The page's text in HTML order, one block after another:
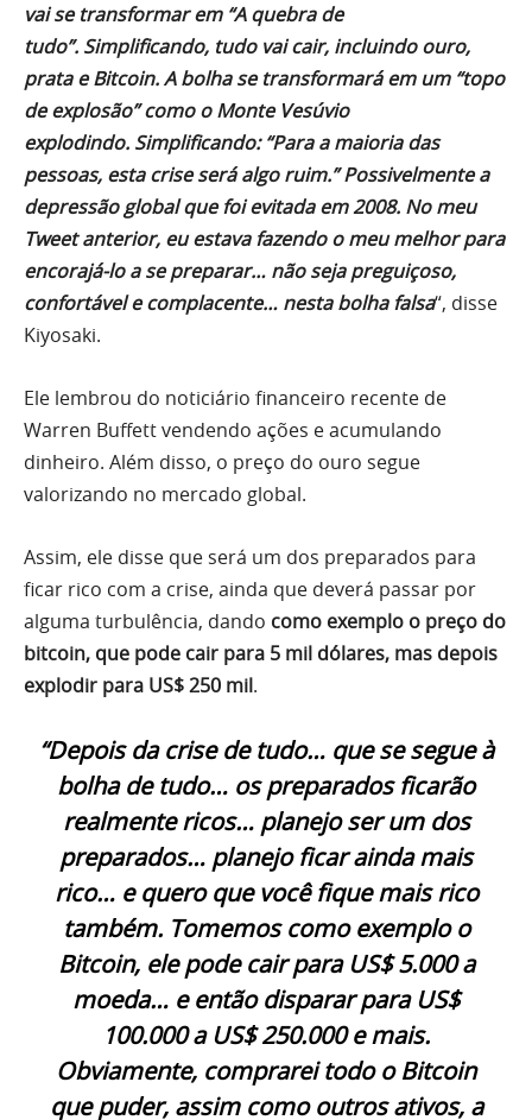
vai se transformar em “A quebra de
tudo”. Simplificando, tudo vai cair, incluindo ouro,
prata e Bitcoin. A bolha se transformará em um “topo
de explosão” como o Monte Vesúvio
explodindo. Simplificando: “Para a maioria das
pessoas, esta crise será algo ruim.” Possivelmente a
depressão global que foi evitada em 2008. No meu
Tweet anterior, eu estava fazendo o meu melhor para
encorajá-lo a se preparar… não seja preguiçoso,
confortável e complacente… nesta bolha falsa“, disse
Kiyosaki.
Ele lembrou do noticiário financeiro recente de
Warren Buffett vendendo ações e acumulando
dinheiro. Além disso, o preço do ouro segue
valorizando no mercado global.
Assim, ele disse que será um dos preparados para
ficar rico com a crise, ainda que deverá passar por
alguma turbulência, dando como exemplo o preço do
bitcoin, que pode cair para 5 mil dólares, mas depois
explodir para US$ 250 mil.
“Depois da crise de tudo… que se segue à
bolha de tudo… os preparados ficarão
realmente ricos… planejo ser um dos
preparados… planejo ficar ainda mais
rico… e quero que você fique mais rico
também. Tomemos como exemplo o
Bitcoin, ele pode cair para US$ 5.000 a
moeda… e então disparar para US$
100.000 a US$ 250.000 e mais.
Obviamente, comprarei todo o Bitcoin
que puder, assim como outros ativos, a